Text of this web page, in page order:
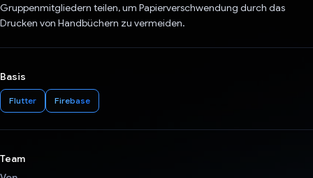
Gruppenmitgliedern teilen, um Papierverschwendung durch das
Drucken von Handbüchern zu vermeiden.
Basis
Flutter Firebase
Team